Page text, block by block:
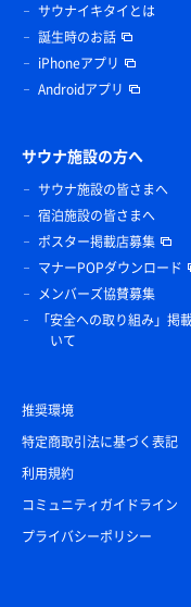
サウナイキタイとは
誕生時のお話
iPhoneアプリ
Androidアプリ
サウナ施設の方へ
サウナ施設の皆さまへ
宿泊施設の皆さまへ
ポスター掲載店募集
マナーPOPダウンロード
メンバーズ協賛募集
「安全への取り組み」掲
いて
推奨環境
特定商取引法に基づく表記
利用規約
コミュニティガイドライン
プライバシーポリシー